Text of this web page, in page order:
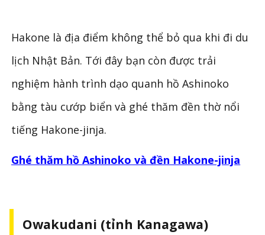
Hakone là địa điểm không thể bỏ qua khi đi du
lịch Nhật Bản. Tới đây bạn còn được trải
nghiệm hành trình dạo quanh hồ Ashinoko
bằng tàu cướp biển và ghé thăm đền thờ nổi
tiếng Hakone-jinja.
Ghé thăm hồ Ashinoko và đền Hakone-jinja
Owakudani (tỉnh Kanagawa)